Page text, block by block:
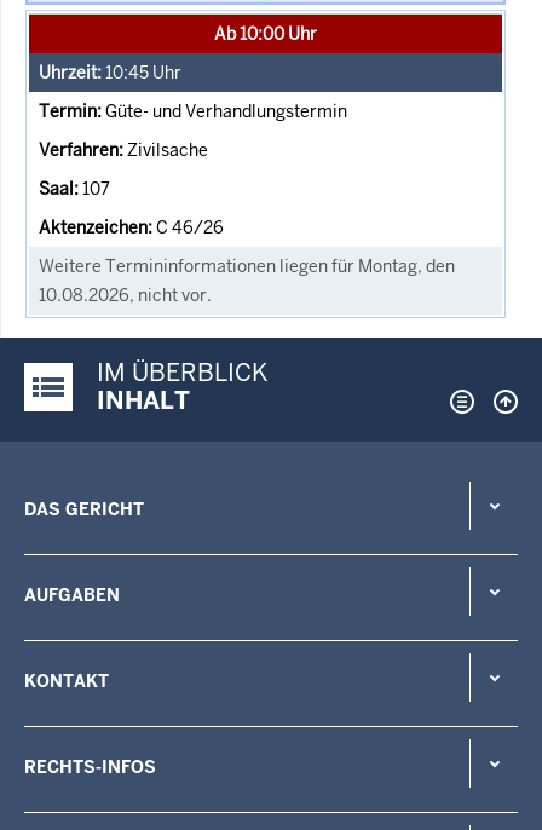
Ab 10:00 Uhr
10:45 Uhr
Güte- und Verhandlungstermin
Zivilsache
107
C 46/26
Weitere Termininformationen liegen für Montag, den
10.08.2026, nicht vor.
Justiz-Portal im Überblick:
IM ÜBERBLICK
INHALT
DAS GERICHT
AUFGABEN
KONTAKT
RECHTS-INFOS